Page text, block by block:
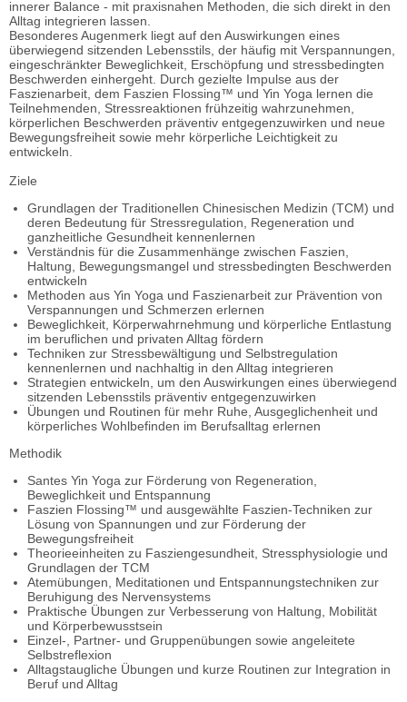
innerer Balance - mit praxisnahen Methoden, die sich direkt in den
Alltag integrieren lassen.
Besonderes Augenmerk liegt auf den Auswirkungen eines
überwiegend sitzenden Lebensstils, der häufig mit Verspannungen,
eingeschränkter Beweglichkeit, Erschöpfung und stressbedingten
Beschwerden einhergeht. Durch gezielte Impulse aus der
Faszienarbeit, dem Faszien Flossing™ und Yin Yoga lernen die
Teilnehmenden, Stressreaktionen frühzeitig wahrzunehmen,
körperlichen Beschwerden präventiv entgegenzuwirken und neue
Bewegungsfreiheit sowie mehr körperliche Leichtigkeit zu
entwickeln.
Ziele
Grundlagen der Traditionellen Chinesischen Medizin (TCM) und
deren Bedeutung für Stressregulation, Regeneration und
ganzheitliche Gesundheit kennenlernen
Verständnis für die Zusammenhänge zwischen Faszien,
Haltung, Bewegungsmangel und stressbedingten Beschwerden
entwickeln
Methoden aus Yin Yoga und Faszienarbeit zur Prävention von
Verspannungen und Schmerzen erlernen
Beweglichkeit, Körperwahrnehmung und körperliche Entlastung
im beruflichen und privaten Alltag fördern
Techniken zur Stressbewältigung und Selbstregulation
kennenlernen und nachhaltig in den Alltag integrieren
Strategien entwickeln, um den Auswirkungen eines überwiegend
sitzenden Lebensstils präventiv entgegenzuwirken
Übungen und Routinen für mehr Ruhe, Ausgeglichenheit und
körperliches Wohlbefinden im Berufsalltag erlernen
Methodik
Santes Yin Yoga zur Förderung von Regeneration,
Beweglichkeit und Entspannung
Faszien Flossing™ und ausgewählte Faszien-Techniken zur
Lösung von Spannungen und zur Förderung der
Bewegungsfreiheit
Theorieeinheiten zu Fasziengesundheit, Stressphysiologie und
Grundlagen der TCM
Atemübungen, Meditationen und Entspannungstechniken zur
Beruhigung des Nervensystems
Praktische Übungen zur Verbesserung von Haltung, Mobilität
und Körperbewusstsein
Einzel-, Partner- und Gruppenübungen sowie angeleitete
Selbstreflexion
Alltagstaugliche Übungen und kurze Routinen zur Integration in
Beruf und Alltag